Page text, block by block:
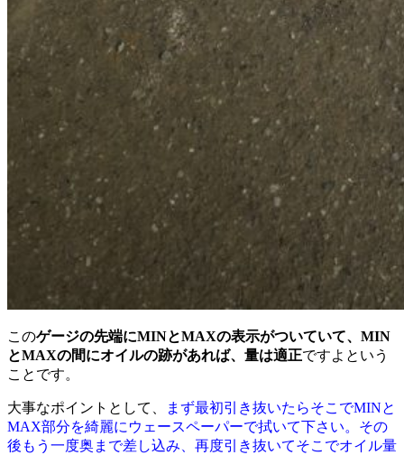
このゲージの先端にMINとMAXの表示がついていて、MIN
とMAXの間にオイルの跡があれば、量は適正ですよという
ことです。
大事なポイントとして、
まず最初引き抜いたらそこでMINと
MAX部分を綺麗にウェースペーパーで拭いて下さい。その
後もう一度奥まで差し込み、再度引き抜いてそこでオイル量